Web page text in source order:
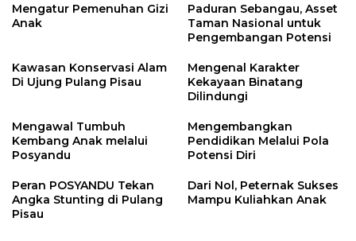
Mengatur Pemenuhan Gizi
Anak
Paduran Sebangau, Asset
Taman Nasional untuk
Pengembangan Potensi
Kawasan Konservasi Alam
Di Ujung Pulang Pisau
Mengenal Karakter
Kekayaan Binatang
Dilindungi
Mengawal Tumbuh
Kembang Anak melalui
Posyandu
Mengembangkan
Pendidikan Melalui Pola
Potensi Diri
Peran POSYANDU Tekan
Angka Stunting di Pulang
Pisau
Dari Nol, Peternak Sukses
Mampu Kuliahkan Anak